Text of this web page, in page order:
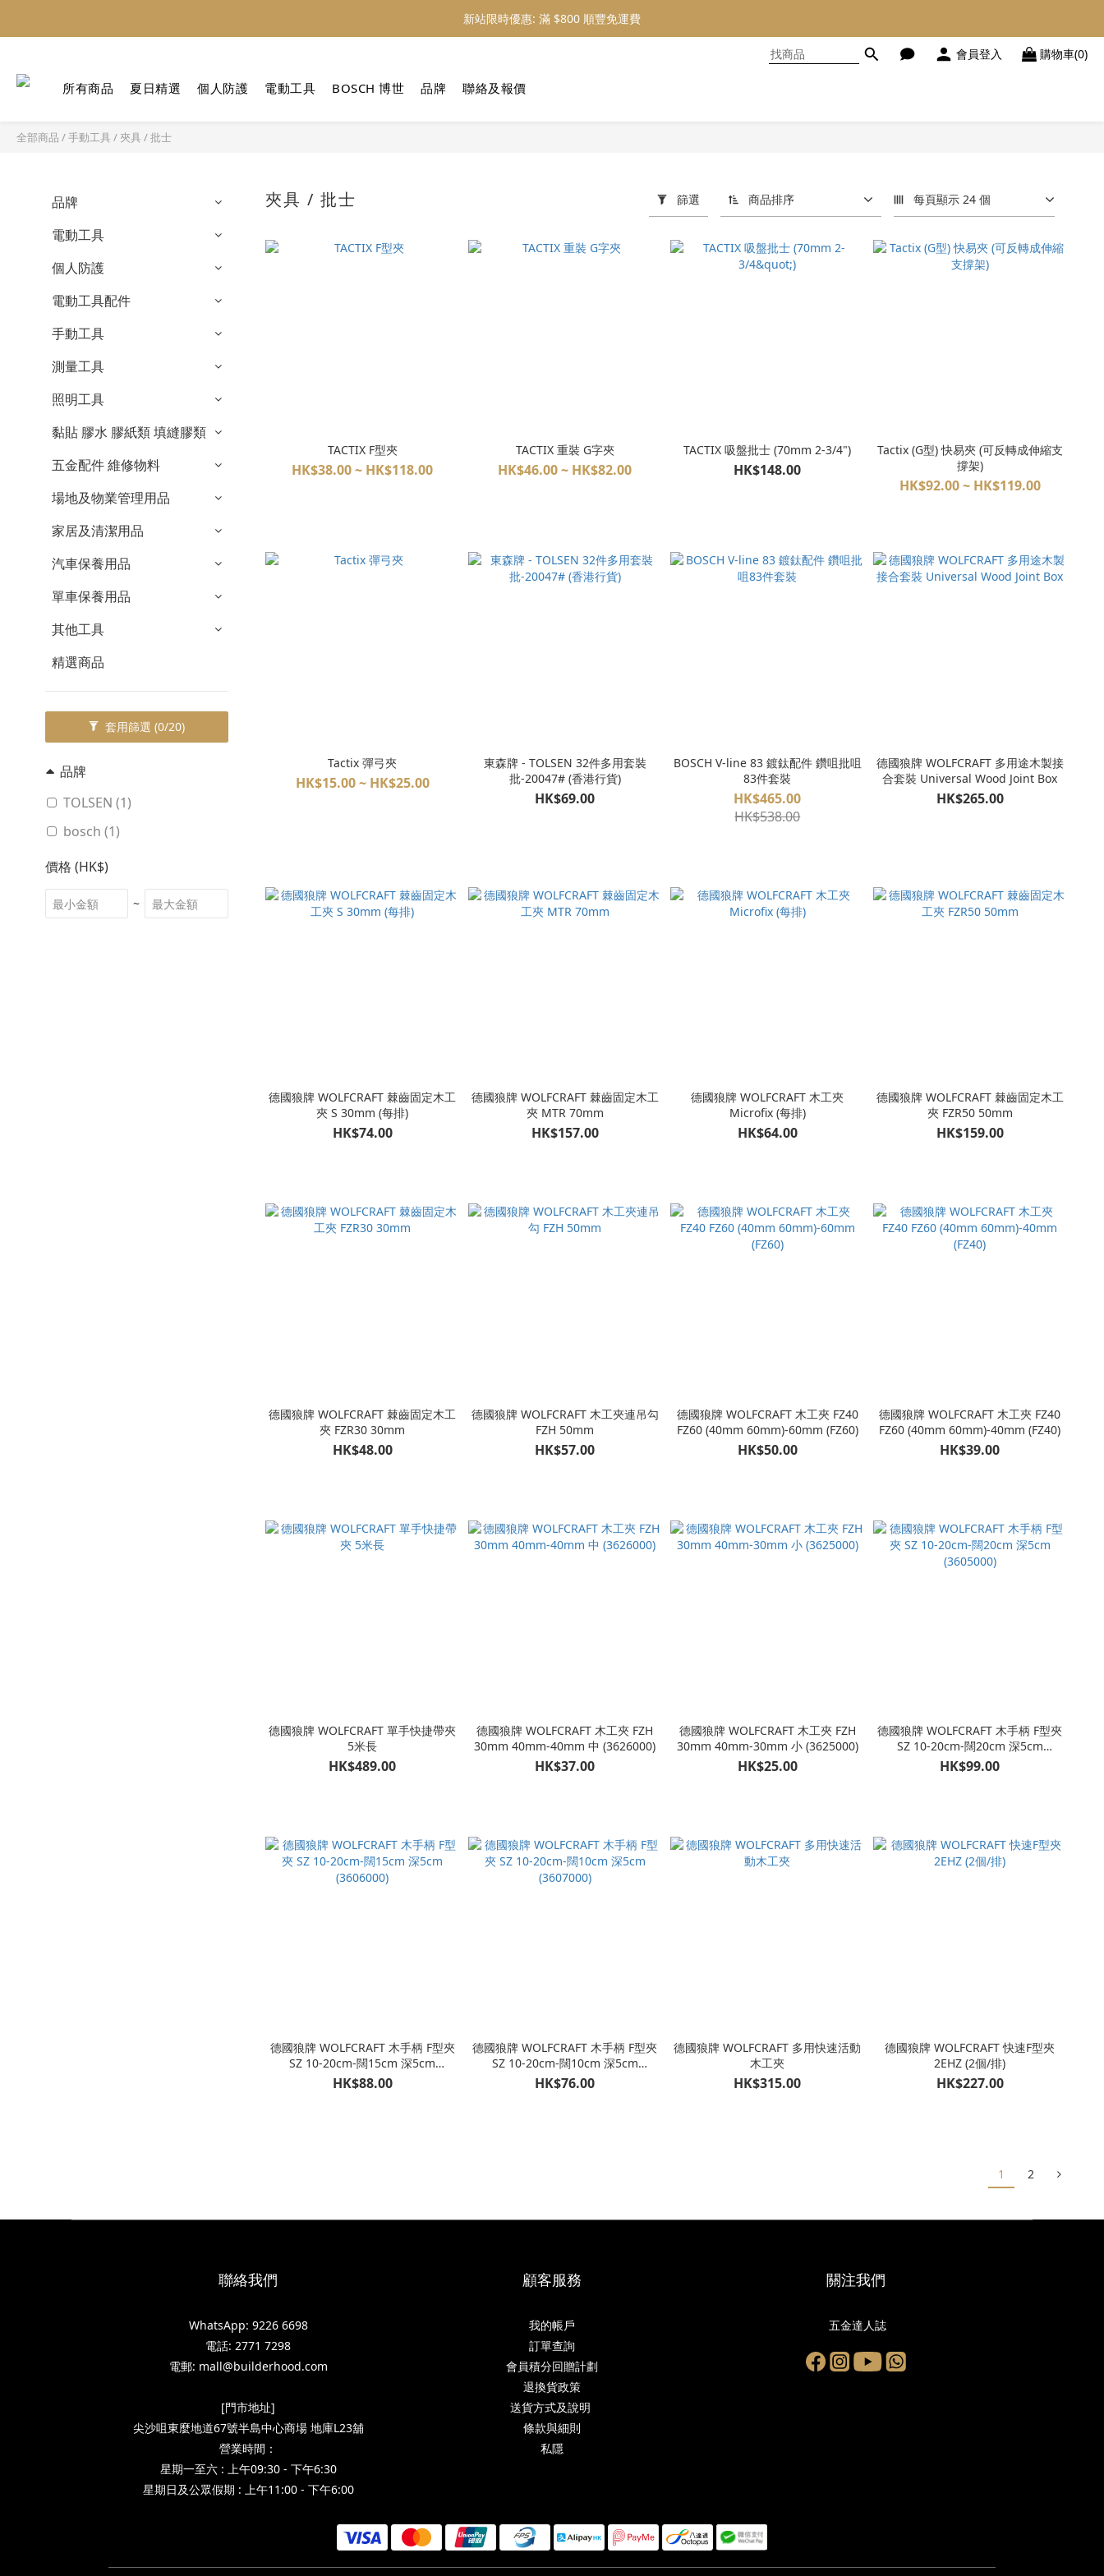
新站限時優惠: 會員購物 4% 回贈
新站限時優惠: 滿 $800 順豐免運費
會員登入 購物車(0)
所有商品 夏日精選 個人防護 電動工具 BOSCH 博世 品牌 聯絡及報價
全部商品 /手動工具 / 夾具 / 批士
品牌
電動工具
個人防護
電動工具配件
手動工具
測量工具
照明工具
黏貼 膠水 膠紙類 填縫膠類
五金配件 維修物料
場地及物業管理用品
家居及清潔用品
汽車保養用品
單車保養用品
其他工具
精選商品
套用篩選 (0/20)
品牌
TOLSEN (1)
bosch (1)
價格 (HK$)
~
夾具 / 批士 篩選 商品排序 每頁顯示 24 個
TACTIX F型夾
HK$38.00 ~ HK$118.00
TACTIX 重裝 G字夾
HK$46.00 ~ HK$82.00
TACTIX 吸盤批士 (70mm 2-3/4")
HK$148.00
Tactix (G型) 快易夾 (可反轉成伸縮支
撐架)
HK$92.00 ~ HK$119.00
Tactix 彈弓夾
HK$15.00 ~ HK$25.00
東森牌 - TOLSEN 32件多用套裝
批-20047# (香港行貨)
HK$69.00
BOSCH V-line 83 鍍鈦配件 鑽咀批咀
83件套裝
HK$465.00
HK$538.00
德國狼牌 WOLFCRAFT 多用途木製接
合套裝 Universal Wood Joint Box
HK$265.00
德國狼牌 WOLFCRAFT 棘齒固定木工
夾 S 30mm (每排)
HK$74.00
德國狼牌 WOLFCRAFT 棘齒固定木工
夾 MTR 70mm
HK$157.00
德國狼牌 WOLFCRAFT 木工夾
Microfix (每排)
HK$64.00
德國狼牌 WOLFCRAFT 棘齒固定木工
夾 FZR50 50mm
HK$159.00
德國狼牌 WOLFCRAFT 棘齒固定木工
夾 FZR30 30mm
HK$48.00
德國狼牌 WOLFCRAFT 木工夾連吊勾
FZH 50mm
HK$57.00
德國狼牌 WOLFCRAFT 木工夾 FZ40
FZ60 (40mm 60mm)-60mm (FZ60)
HK$50.00
德國狼牌 WOLFCRAFT 木工夾 FZ40
FZ60 (40mm 60mm)-40mm (FZ40)
HK$39.00
德國狼牌 WOLFCRAFT 單手快捷帶夾
5米長
HK$489.00
德國狼牌 WOLFCRAFT 木工夾 FZH
30mm 40mm-40mm 中 (3626000)
HK$37.00
德國狼牌 WOLFCRAFT 木工夾 FZH
30mm 40mm-30mm 小 (3625000)
HK$25.00
德國狼牌 WOLFCRAFT 木手柄 F型夾
SZ 10-20cm-闊20cm 深5cm
(3605000)
HK$99.00
德國狼牌 WOLFCRAFT 木手柄 F型夾
SZ 10-20cm-闊15cm 深5cm
(3606000)
HK$88.00
德國狼牌 WOLFCRAFT 木手柄 F型夾
SZ 10-20cm-闊10cm 深5cm
(3607000)
HK$76.00
德國狼牌 WOLFCRAFT 多用快速活動
木工夾
HK$315.00
德國狼牌 WOLFCRAFT 快速F型夾
2EHZ (2個/排)
HK$227.00
1 2
聯絡我們
WhatsApp: 9226 6698
電話: 2771 7298
電郵: mall@builderhood.com
[門市地址]
尖沙咀東麼地道67號半島中心商場 地庫L23舖
營業時間：
星期一至六 : 上午09:30 - 下午6:30
星期日及公眾假期 : 上午11:00 - 下午6:00
顧客服務
我的帳戶
訂單查詢
會員積分回贈計劃
退換貨政策
送貨方式及說明
條款與細則
私隱
關注我們
五金達人誌